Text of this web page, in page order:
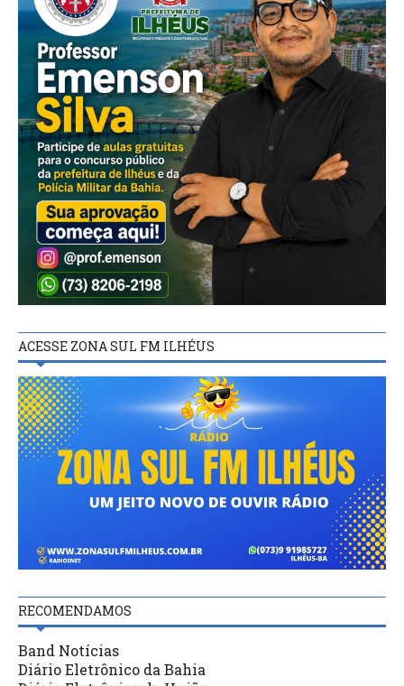
ACESSE ZONA SUL FM ILHÉUS
RECOMENDAMOS
Band Notícias
Diário Eletrônico da Bahia